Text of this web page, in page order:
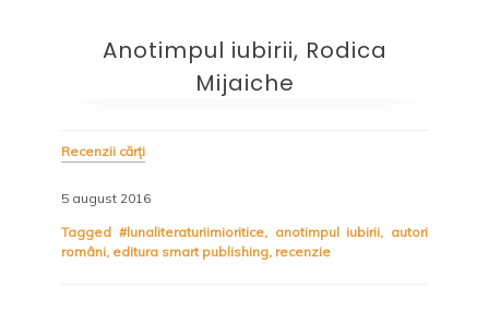
Anotimpul iubirii, Rodica
Mijaiche
Recenzii cărți
5 august 2016
Tagged #lunaliteraturiimioritice, anotimpul iubirii, autori
români, editura smart publishing, recenzie